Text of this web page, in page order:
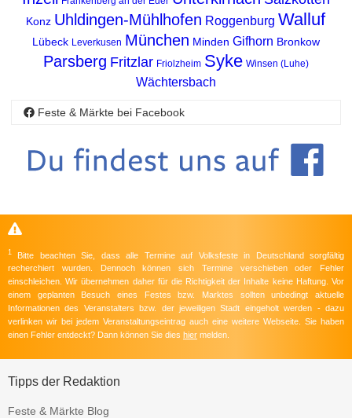
Konz Uhldingen-Mühlhofen Roggenburg Walluf
Lübeck Leverkusen München Minden Gifhorn Bronkow
Parsberg Fritzlar Friolzheim Syke Winsen (Luhe)
Wächtersbach
Feste & Märkte bei Facebook
1
Bitte beachten Sie, dass alle Termine auf Volksfeste in Deutschland sorgfältig
recherchiert wurden. Dennoch können sich Termine verschieben oder Fehler
einschleichen. Wir übernehmen daher für die Richtigkeit der Inhalte keine Haftung. Vor
einem geplanten Besuch eines Festes bzw. Marktes sollten unbedingt aktuelle
Informationen des Veranstalters bzw. der jeweiligen Stadt eingeholt werden - dazu
verlinken wir bei jedem Veranstaltungseintrag auch eine weitere Webseite. Sie haben
einen Fehler entdeckt? Dann können Sie dies hier melden.
Tipps der Redaktion
Feste & Märkte Blog